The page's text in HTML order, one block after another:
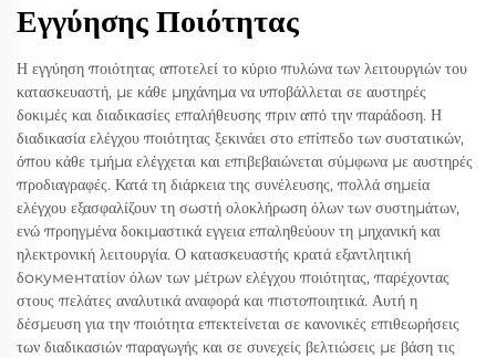
Εγγύησης Ποιότητας
Η εγγύηση ποιότητας αποτελεί το κύριο πυλώνα των λειτουργιών του
κατασκευαστή, με κάθε μηχάνημα να υποβάλλεται σε αυστηρές
δοκιμές και διαδικασίες επαλήθευσης πριν από την παράδοση. Η
διαδικασία ελέγχου ποιότητας ξεκινάει στο επίπεδο των συστατικών,
όπου κάθε τμήμα ελέγχεται και επιβεβαιώνεται σύμφωνα με αυστηρές
προδιαγραφές. Κατά τη διάρκεια της συνέλευσης, πολλά σημεία
ελέγχου εξασφαλίζουν τη σωστή ολοκλήρωση όλων των συστημάτων,
ενώ προηγμένα δοκιμαστικά εγγεια επαληθεύουν τη μηχανική και
ηλεκτρονική λειτουργία. Ο κατασκευαστής κρατά εξαντλητική
δокументατίον όλων των μέτρων ελέγχου ποιότητας, παρέχοντας
στους πελάτες αναλυτικά αναφορά και πιστοποιητικά. Αυτή η
δέσμευση για την ποιότητα επεκτείνεται σε κανονικές επιθεωρήσεις
των διαδικασιών παραγωγής και σε συνεχείς βελτιώσεις με βάση τις